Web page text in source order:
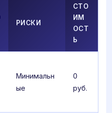
РИСКИ
СТО
ИМ
ОСТ
Ь
Минимальн
ые
0
руб.